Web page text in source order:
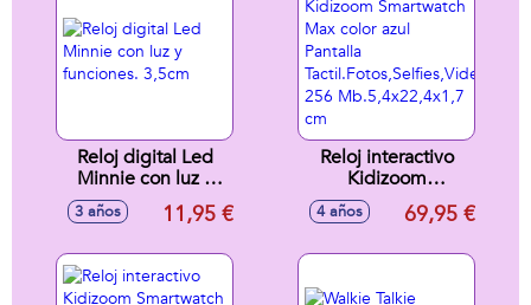
Reloj digital Led
Minnie con luz y
funciones. 3,5cm
3 años 11,95 €
Reloj interactivo
Kidizoom
Smartwatch Max
color azul Pantalla
Mb.5,4x22,4x1,7
4 años 69,95 €